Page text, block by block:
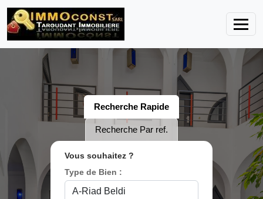
Recherche Rapide
Recherche Par ref.
Vous souhaitez ?
Type de Bien :